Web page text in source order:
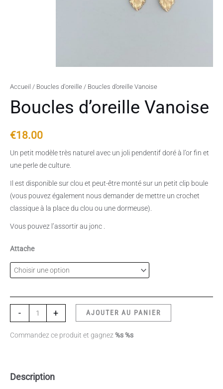
Accueil / Boucles d'oreille / Boucles d’oreille Vanoise
Boucles d’oreille Vanoise
€18.00
Un petit modèle très naturel avec un joli pendentif doré à l’or fin et
une perle de culture.
Il est disponible sur clou et peut-être monté sur un petit clip boule
(vous pouvez également nous demander de mettre un crochet
classique à la place du clou ou une dormeuse).
Vous pouvez l’assortir au jonc .
Attache
- + AJOUTER AU PANIER
Commandez ce produit et gagnez %s %s
Description